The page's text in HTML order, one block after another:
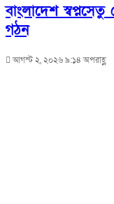
বাংলাদেশ
গঠন
আগস্ট ২, ২০২৬ ৯:১৪ অপরাহ্ণ